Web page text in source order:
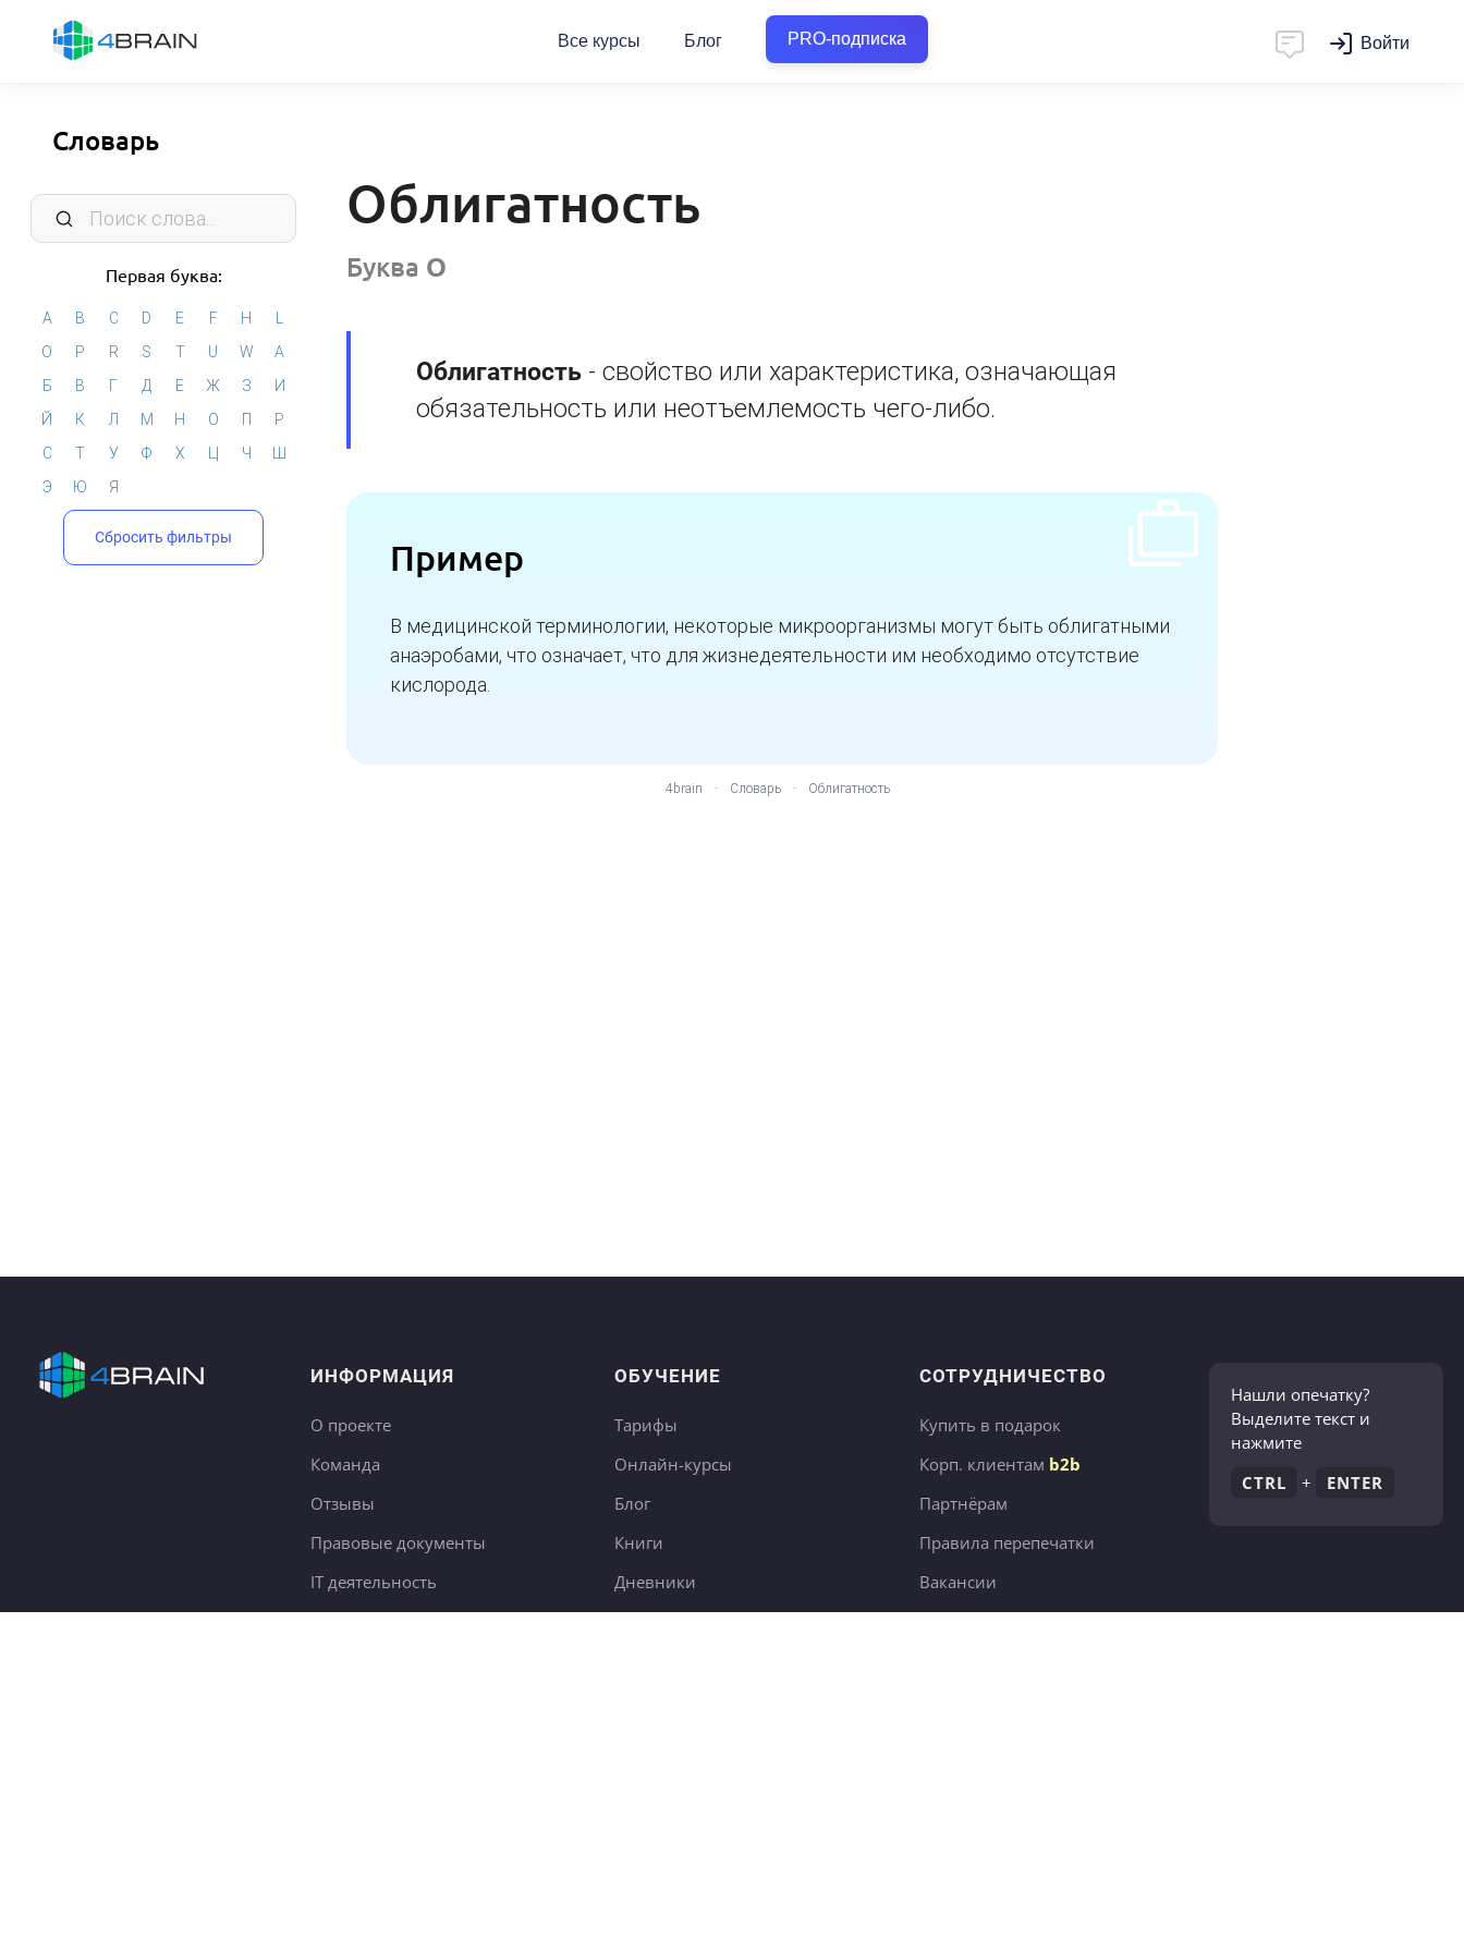
Все курсы Блог PRO-подписка Войти
Словарь
Первая буква:
A B C D E F H
L
O
P R S T U W
А
Б
В Г Д Е Ж З
И
Й
К Л М Н О П
Р
С
Т У Ф Х Ц Ч
Ш
Э
Ю Я
Сбросить фильтры
Облигатность
Буква О
Облигатность - свойство или характеристика, означающая
обязательность или неотъемлемость чего-либо.
Пример
В медицинской терминологии, некоторые микроорганизмы могут быть облигатными
анаэробами, что означает, что для жизнедеятельности им необходимо отсутствие
кислорода.
4brain - Словарь - Облигатность
ИНФОРМАЦИЯ
О проекте
Команда
Отзывы
Правовые документы
IT деятельность
ОБУЧЕНИЕ
Тарифы
Онлайн-курсы
Блог
Книги
Дневники
СОТРУДНИЧЕСТВО
Купить в подарок
Корп. клиентам b2b
Партнёрам
Правила перепечатки
Вакансии
Нашли опечатку?
Выделите текст и
нажмите
CTRL
+ ENTER